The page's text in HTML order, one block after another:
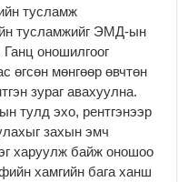
тусламж
тусламжийг ЭМД-ын
оношилгоог
мөнгөөр өвчтөн
зураг авахуулна.
тулд эхо, рентгэнээр
захын эмч
харуулж байж оношоо
хамгийн бага ханш